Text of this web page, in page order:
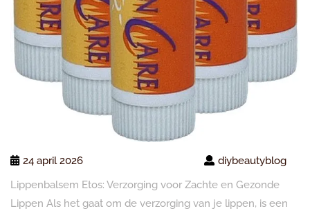
24 april 2026
diybeautyblog
Lippenbalsem Etos: Verzorging voor Zachte en Gezonde
Lippen Als het gaat om de verzorging van je lippen, is een